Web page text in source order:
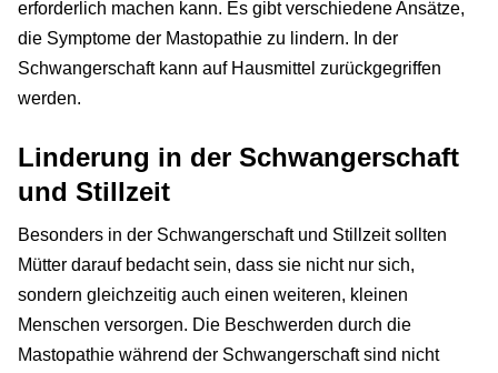
erforderlich machen kann. Es gibt verschiedene Ansätze,
die Symptome der Mastopathie zu lindern. In der
Schwangerschaft kann auf Hausmittel zurückgegriffen
werden.
Linderung in der Schwangerschaft
und Stillzeit
Besonders in der Schwangerschaft und Stillzeit sollten
Mütter darauf bedacht sein, dass sie nicht nur sich,
sondern gleichzeitig auch einen weiteren, kleinen
Menschen versorgen. Die Beschwerden durch die
Mastopathie während der Schwangerschaft sind nicht